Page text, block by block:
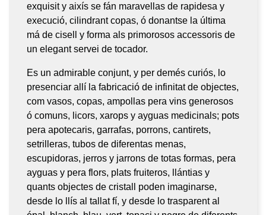
exquisit y aixís se fán maravellas de rapidesa y
execució, cilindrant copas, ó donantse la última
má de cisell y forma als primorosos accessoris de
un elegant servei de tocador.
Es un admirable conjunt, y per demés curiós, lo
presenciar allí la fabricació de infinitat de objectes,
com vasos, copas, ampollas pera vins generosos
ó comuns, licors, xarops y ayguas medicinals; pots
pera apotecaris, garrafas, porrons, cantirets,
setrilleras, tubos de diferentas menas,
escupidoras, jerros y jarrons de totas formas, pera
ayguas y pera flors, plats fruiteros, llántias y
quants objectes de cristall poden imaginarse,
desde lo llís al tallat fí, y desde lo trasparent al